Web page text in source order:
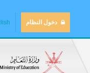
دخول النظام